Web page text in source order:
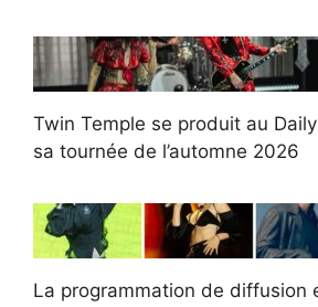
Twin Temple se produit au
sa tournée de l’automne 2026
La programmation de diffusion